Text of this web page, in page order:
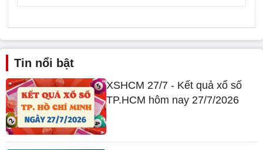
Tin nổi bật
XSHCM 27/7 - Kết quả xổ số
TP.HCM hôm nay 27/7/2026